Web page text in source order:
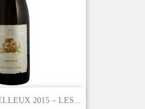
2015 – LES...